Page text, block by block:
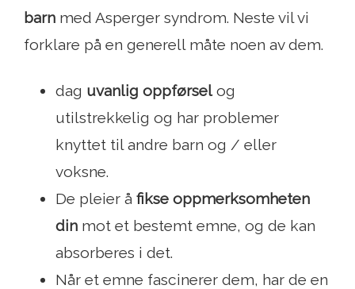
barn med Asperger syndrom. Neste vil vi
forklare på en generell måte noen av dem.
dag uvanlig oppførselog
utilstrekkelig og har problemer
knyttet til andre barn og / eller
voksne.
De pleier å fikse oppmerksomheten
din mot et bestemt emne, og de kan
absorberes i det.
Når et emne fascinerer dem, har de en